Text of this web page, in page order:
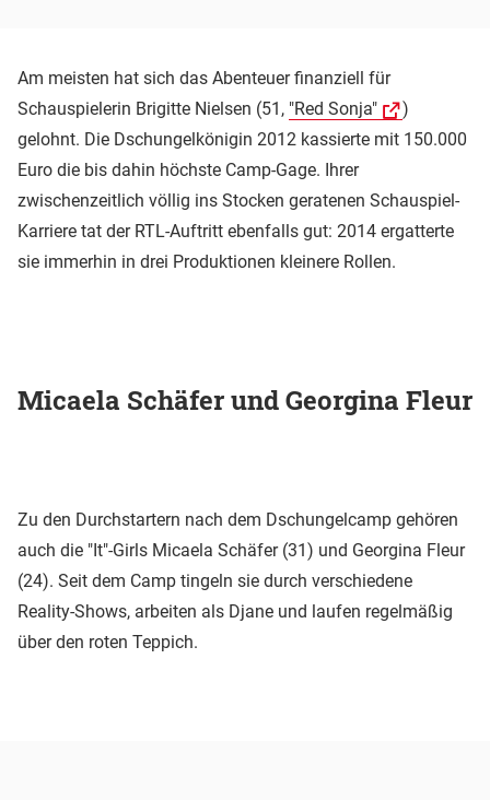
Am meisten hat sich das Abenteuer finanziell für
Schauspielerin Brigitte Nielsen (51, "Red Sonja"
)
gelohnt. Die Dschungelkönigin 2012 kassierte mit 150.000
Euro die bis dahin höchste Camp-Gage. Ihrer
zwischenzeitlich völlig ins Stocken geratenen Schauspiel-
Karriere tat der RTL-Auftritt ebenfalls gut: 2014 ergatterte
sie immerhin in drei Produktionen kleinere Rollen.
Micaela Schäfer und Georgina Fleur
Zu den Durchstartern nach dem Dschungelcamp gehören
auch die "It"-Girls Micaela Schäfer (31) und Georgina Fleur
(24). Seit dem Camp tingeln sie durch verschiedene
Reality-Shows, arbeiten als Djane und laufen regelmäßig
über den roten Teppich.